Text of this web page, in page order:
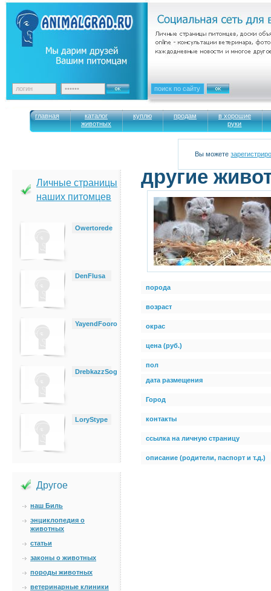
главная
каталог
животных
куплю продам
в хорошие
руки
Вы можете
Личные страницы
наших питомцев
Owertorede
DenFlusa
YayendFooro
DrebkazzSog
LoryStype
Другое
наш Биль
энциклопедия о
животных
статьи
законы о животных
породы животных
ветеринарные клиники
другие
порода
возраст
окрас
цена (руб.)
пол
дата размещения
Город
контакты
ссылка на личную страницу
описание (родители, паспорт и т.д.)